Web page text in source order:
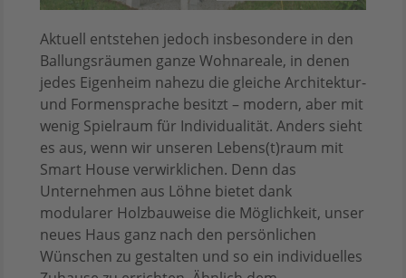
Aktuell entstehen jedoch insbesondere in den
Ballungsräumen ganze Wohnareale, in denen
jedes Eigenheim nahezu die gleiche Architektur-
und Formensprache besitzt – modern, aber mit
wenig Spielraum für Individualität. Anders sieht
es aus, wenn wir unseren Lebens(t)raum mit
Smart House verwirklichen. Denn das
Unternehmen aus Löhne bietet dank
modularer Holzbauweise die Möglichkeit, unser
neues Haus ganz nach den persönlichen
Wünschen zu gestalten und so ein individuelles